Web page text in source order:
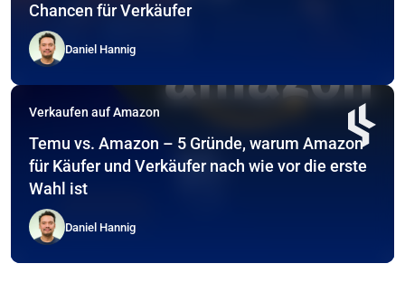
Chancen für Verkäufer
Daniel Hannig
Verkaufen auf Amazon
Temu vs. Amazon – 5 Gründe, warum Amazon
für Käufer und Verkäufer nach wie vor die erste
Wahl ist
Daniel Hannig